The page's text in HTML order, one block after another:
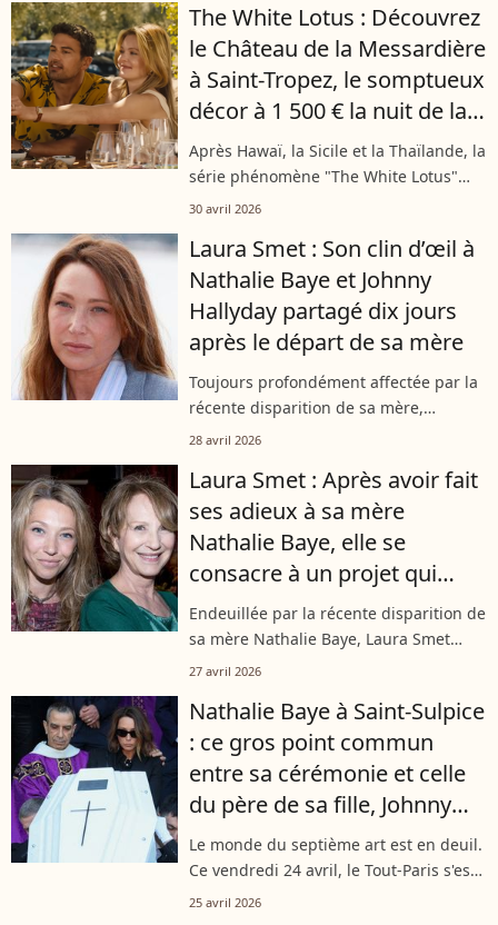
The White Lotus : Découvrez
le Château de la Messardière
à Saint-Tropez, le somptueux
décor à 1 500 € la nuit de la
saison 4
Après Hawaï, la Sicile et la Thaïlande, la
série phénomène "The White Lotus"
débarque enfin en France ! On vous dit
surtout sur le palace tropézien...
30 avril 2026
Laura Smet : Son clin d’œil à
Nathalie Baye et Johnny
Hallyday partagé dix jours
après le départ de sa mère
Toujours profondément affectée par la
récente disparition de sa mère,
Nathalie Baye, Laura Smet a de
mardi 28 avril sur les réseaux sociaux.
La...
28 avril 2026
Laura Smet : Après avoir fait
ses adieux à sa mère
Nathalie Baye, elle se
consacre à un projet qui
promet de faire du bruit
Endeuillée par la récente disparition de
sa mère Nathalie Baye, Laura Smet
s'apprête à faire son grand retour sur
en effet choisi de se plonger...
27 avril 2026
Nathalie Baye à Saint-Sulpice
: ce gros point commun
entre sa cérémonie et celle
du père de sa fille, Johnny
Hallyday
Le monde du septième art est en deuil.
Ce vendredi 24 avril, le Tout-Paris s'est
réuni à l'église Saint-Sulpice pour un
25 avril 2026